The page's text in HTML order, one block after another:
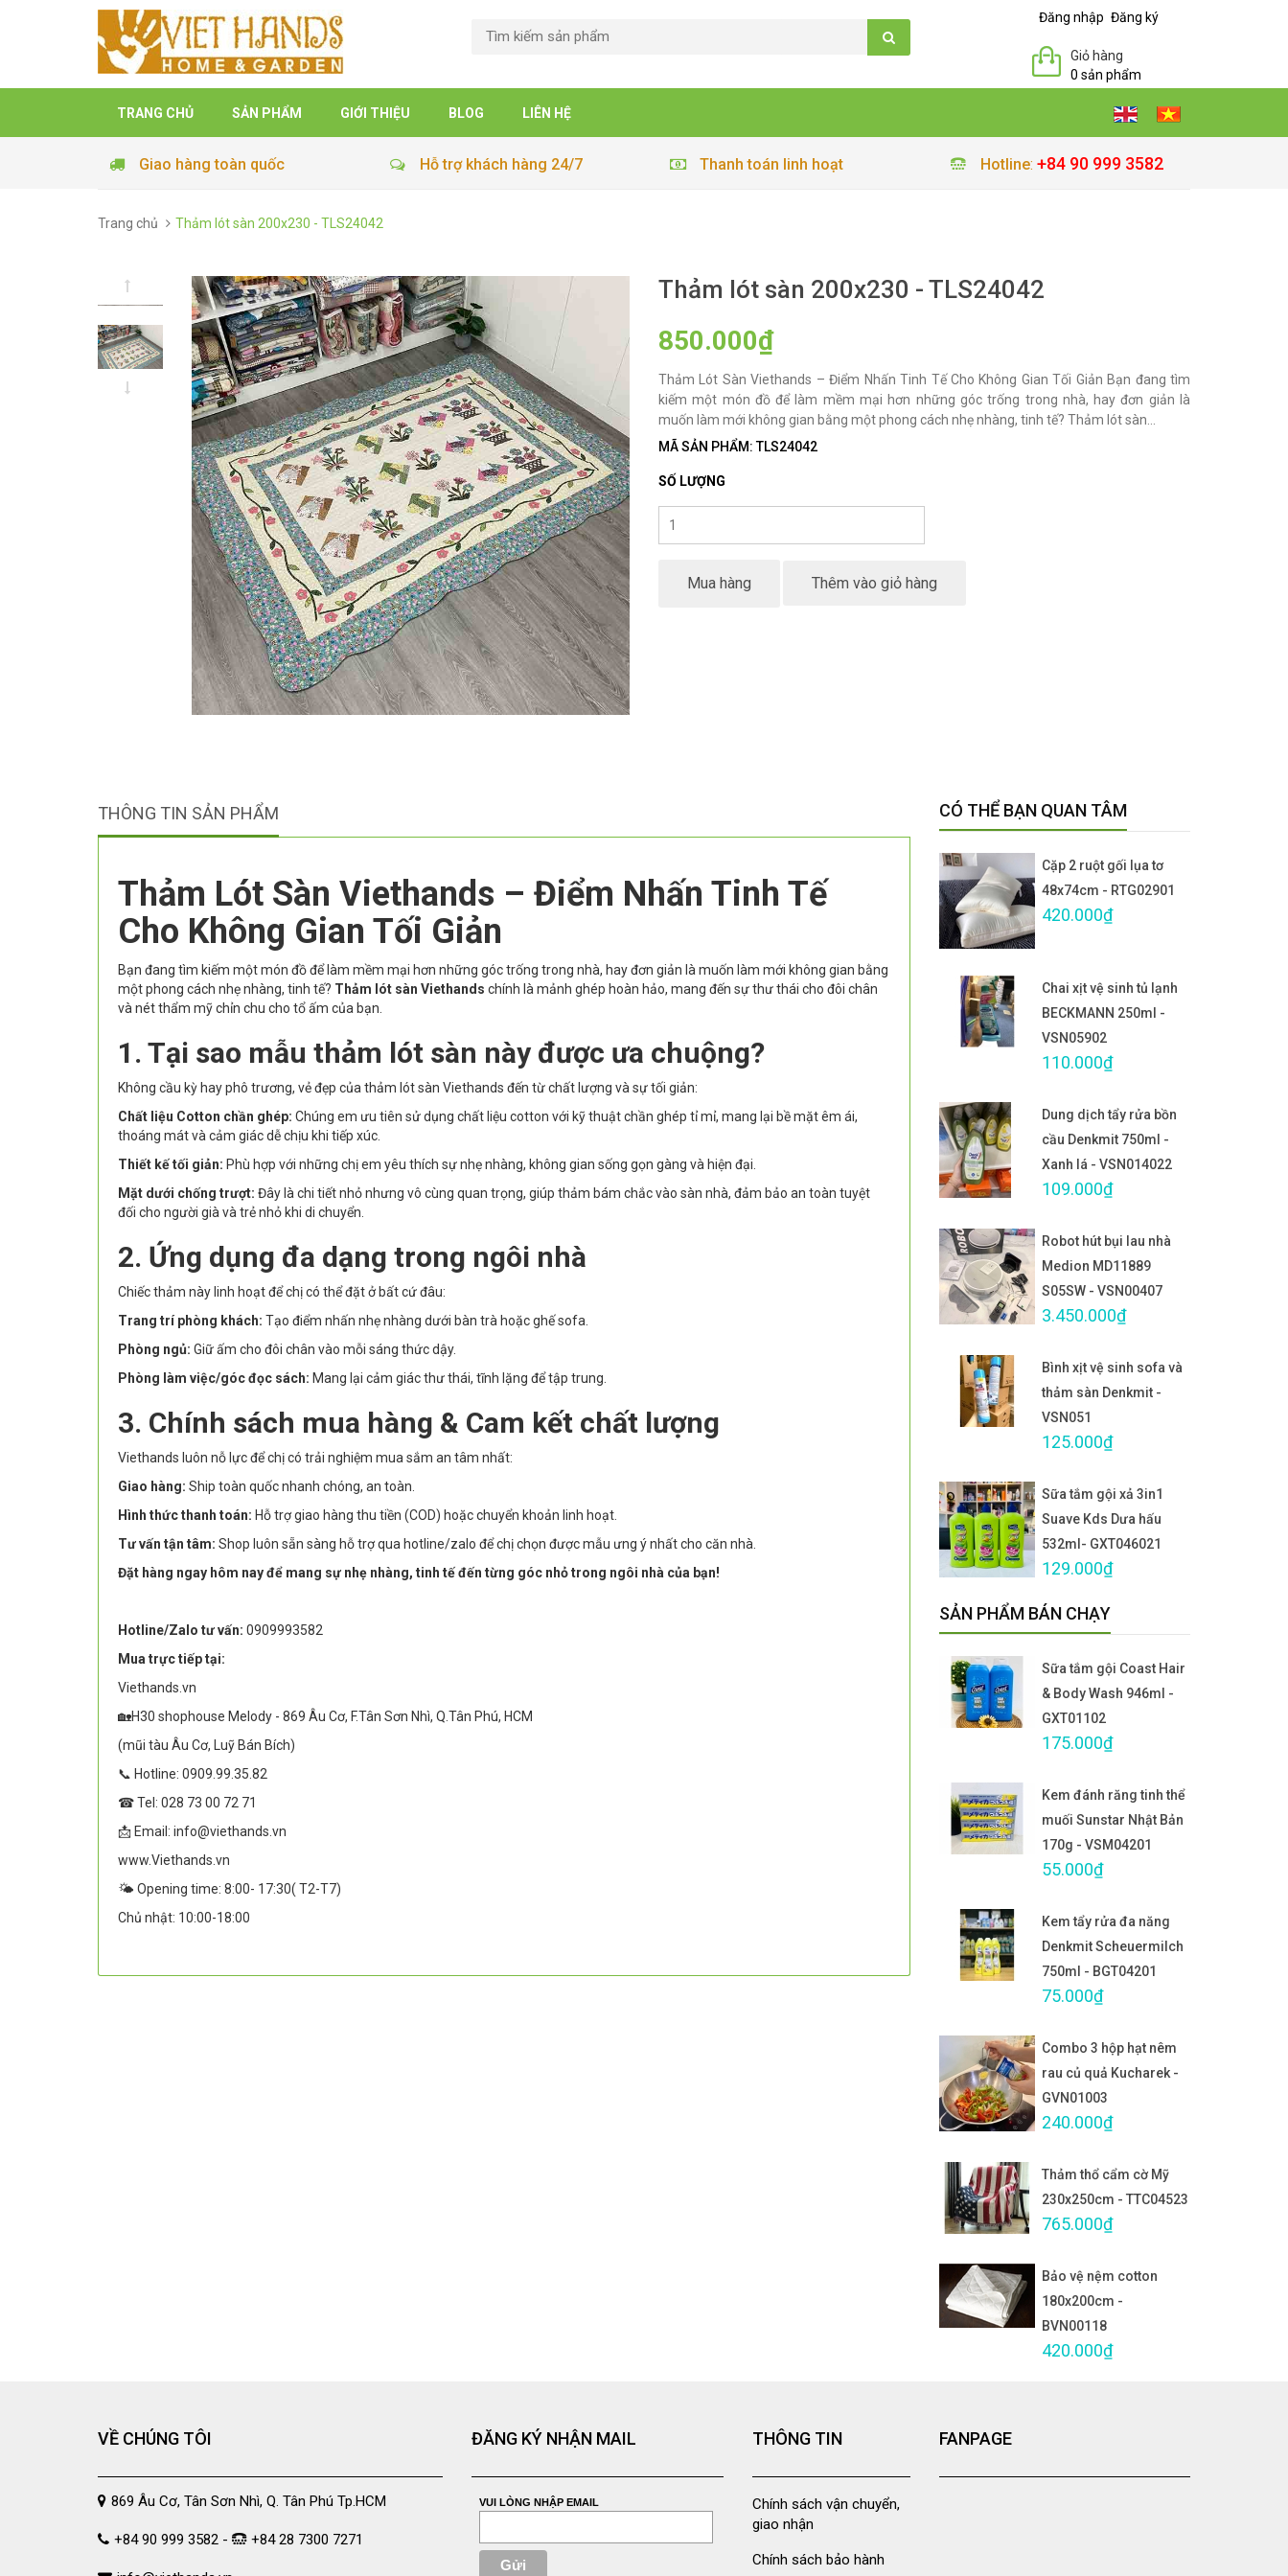
Đăng nhập Đăng ký
Giỏ hàng
0 sản phẩm
TRANG CHỦ SẢN PHẨM GIỚI THIỆU BLOG LIÊN HỆ
Giao hàng toàn quốc Hỗ trợ khách hàng 24/7 Thanh toán linh hoạt Hotline: +84 90 999 3582
Trang chủ Thảm lót sàn 200x230 - TLS24042
Thảm lót sàn 200x230 - TLS24042
850.000₫
Thảm Lót Sàn Viethands – Điểm Nhấn Tinh Tế Cho Không Gian Tối Giản Bạn đang tìm
kiếm một món đồ để làm mềm mại hơn những góc trống trong nhà, hay đơn giản là
muốn làm mới không gian bằng một phong cách nhẹ nhàng, tinh tế? Thảm lót sàn...
MÃ SẢN PHẨM: TLS24042
SỐ LƯỢNG
Mua hàng Thêm vào giỏ hàng
THÔNG TIN SẢN PHẨM
Thảm Lót Sàn Viethands – Điểm Nhấn Tinh Tế
Cho Không Gian Tối Giản
Bạn đang tìm kiếm một món đồ để làm mềm mại hơn những góc trống trong nhà, hay đơn giản là muốn làm mới không gian bằng
một phong cách nhẹ nhàng, tinh tế? Thảm lót sàn Viethands chính là mảnh ghép hoàn hảo, mang đến sự thư thái cho đôi chân
và nét thẩm mỹ chỉn chu cho tổ ấm của bạn.
1. Tại sao mẫu thảm lót sàn này được ưa chuộng?
Không cầu kỳ hay phô trương, vẻ đẹp của thảm lót sàn Viethands đến từ chất lượng và sự tối giản:
Chất liệu Cotton chần ghép: Chúng em ưu tiên sử dụng chất liệu cotton với kỹ thuật chần ghép tỉ mỉ, mang lại bề mặt êm ái,
thoáng mát và cảm giác dễ chịu khi tiếp xúc.
Thiết kế tối giản: Phù hợp với những chị em yêu thích sự nhẹ nhàng, không gian sống gọn gàng và hiện đại.
Mặt dưới chống trượt: Đây là chi tiết nhỏ nhưng vô cùng quan trọng, giúp thảm bám chắc vào sàn nhà, đảm bảo an toàn tuyệt
đối cho người già và trẻ nhỏ khi di chuyển.
2. Ứng dụng đa dạng trong ngôi nhà
Chiếc thảm này linh hoạt để chị có thể đặt ở bất cứ đâu:
Trang trí phòng khách: Tạo điểm nhấn nhẹ nhàng dưới bàn trà hoặc ghế sofa.
Phòng ngủ: Giữ ấm cho đôi chân vào mỗi sáng thức dậy.
Phòng làm việc/góc đọc sách: Mang lại cảm giác thư thái, tĩnh lặng để tập trung.
3. Chính sách mua hàng & Cam kết chất lượng
Viethands luôn nỗ lực để chị có trải nghiệm mua sắm an tâm nhất:
Giao hàng: Ship toàn quốc nhanh chóng, an toàn.
Hình thức thanh toán: Hỗ trợ giao hàng thu tiền (COD) hoặc chuyển khoản linh hoạt.
Tư vấn tận tâm: Shop luôn sẵn sàng hỗ trợ qua hotline/zalo để chị chọn được mẫu ưng ý nhất cho căn nhà.
Đặt hàng ngay hôm nay để mang sự nhẹ nhàng, tinh tế đến từng góc nhỏ trong ngôi nhà của bạn!
Hotline/Zalo tư vấn: 0909993582
Mua trực tiếp tại:
Viethands.vn
🏡H30 shophouse Melody - 869 Âu Cơ, F.Tân Sơn Nhì, Q.Tân Phú, HCM
(mũi tàu Âu Cơ, Luỹ Bán Bích)
📞 Hotline: 0909.99.35.82
☎ Tel: 028 73 00 72 71
📩 Email: info@viethands.vn
www.Viethands.vn
🌤️ Opening time: 8:00- 17:30( T2-T7)
Chủ nhật: 10:00-18:00
CÓ THỂ BẠN QUAN TÂM
Cặp 2 ruột gối lụa tơ
48x74cm - RTG02901
420.000₫
Chai xịt vệ sinh tủ lạnh
BECKMANN 250ml -
VSN05902
110.000₫
Dung dịch tẩy rửa bồn
cầu Denkmit 750ml -
Xanh lá - VSN014022
109.000₫
Robot hút bụi lau nhà
Medion MD11889
S05SW - VSN00407
3.450.000₫
Bình xịt vệ sinh sofa và
thảm sàn Denkmit -
VSN051
125.000₫
Sữa tắm gội xả 3in1
Suave Kds Dưa hấu
532ml- GXT046021
129.000₫
SẢN PHẨM BÁN CHẠY
Sữa tắm gội Coast Hair
& Body Wash 946ml -
GXT01102
175.000₫
Kem đánh răng tinh thể
muối Sunstar Nhật Bản
170g - VSM04201
55.000₫
Kem tẩy rửa đa năng
Denkmit Scheuermilch
750ml - BGT04201
75.000₫
Combo 3 hộp hạt nêm
rau củ quả Kucharek -
GVN01003
240.000₫
Thảm thổ cẩm cờ Mỹ
230x250cm - TTC04523
765.000₫
Bảo vệ nệm cotton
180x200cm -
BVN00118
420.000₫
VỀ CHÚNG TÔI
869 Âu Cơ, Tân Sơn Nhì, Q. Tân Phú Tp.HCM
+84 90 999 3582 - +84 28 7300 7271
ĐĂNG KÝ NHẬN MAIL
VUI LÒNG NHẬP EMAIL
THÔNG TIN
Chính sách vận chuyển,
giao nhận
Chính sách bảo hành
FANPAGE